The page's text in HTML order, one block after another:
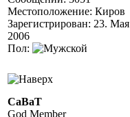
Местоположение: Киров
Зарегистрирован: 23. Мая
2006
Пол:
CaBaT
God Member